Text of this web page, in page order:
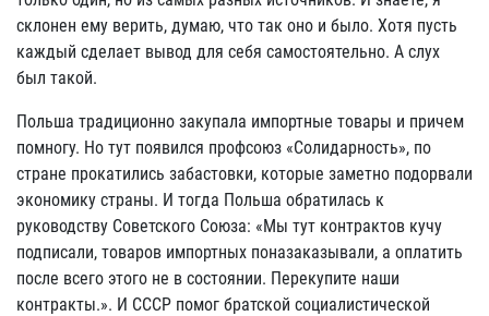
склонен ему верить, думаю, что так оно и было. Хотя пусть
каждый сделает вывод для себя самостоятельно. А слух
был такой.
Польша традиционно закупала импортные товары и причем
помногу. Но тут появился профсоюз «Солидарность», по
стране прокатились забастовки, которые заметно подорвали
экономику страны. И тогда Польша обратилась к
руководству Советского Союза: «Мы тут контрактов кучу
подписали, товаров импортных поназаказывали, а оплатить
после всего этого не в состоянии. Перекупите наши
контракты.». И СССР помог братской социалистической